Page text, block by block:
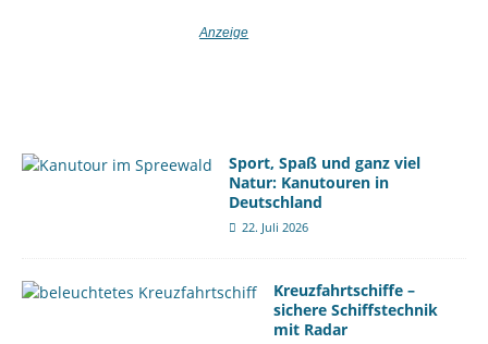
Sport, Spaß und ganz viel
Natur: Kanutouren in
Deutschland
22. Juli 2026
Kreuzfahrtschiffe –
sichere Schiffstechnik
mit Radar